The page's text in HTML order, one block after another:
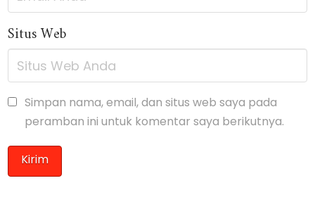
Situs Web
Simpan nama, email, dan situs web saya pada
peramban ini untuk komentar saya berikutnya.